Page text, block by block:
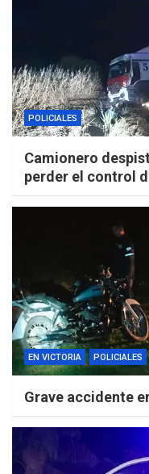
POLICIALES
Camionero
perder el control
EN VICTORIA POLICIALES
Grave accidente